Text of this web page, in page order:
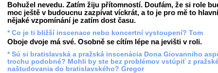
Bohužel nevedu. Zatím žiju přítomností. Doufám, že si role
moc ještě v budoucnu zazpívat víckrát, a to je pro mě to
nějaké vzpomínání je zatím dost času.
* Co je ti bližší inscenace nebo koncertní vystoupení? Tom
Oboje dvoje má své. Osobně se cítím lépe na jevišti v roli.
* Sú si bratislavská a pražská inscenácia Dona Giovanniho
trochu podobné? Mohli by ste bez problémov vstúpiť z
naštudovania do bratislavského? Gregor